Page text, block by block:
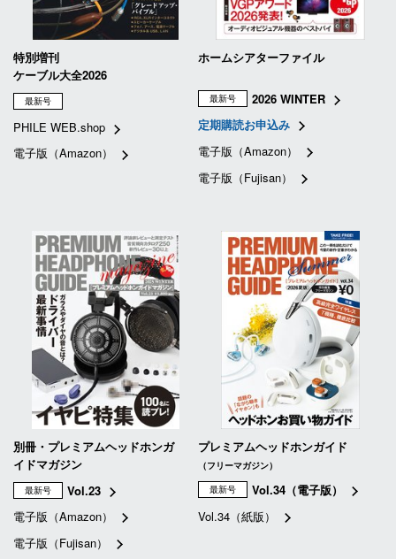
特別増刊
ケーブル大全2026
最新号
PHILE WEB.shop
電子版（Amazon）
ホームシアターファイル
最新号
2026 WINTER
定期購読お申込み
電子版（Amazon）
電子版（Fujisan）
別冊・プレミアムヘッドホンガ
イドマガジン
最新号
Vol.23
電子版（Amazon）
電子版（Fujisan）
プレミアムヘッドホンガイド
（フリーマガジン）
最新号
Vol.34（電子版）
Vol.34（紙版）